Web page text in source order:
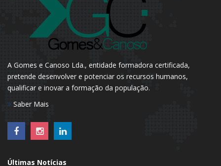
A Gomes e Canoso Lda., entidade formadora certificada,
pretende desenvolver e potenciar os recursos humanos,
qualificar e inovar a formação da população.
Saber Mais
Últimas Notícias